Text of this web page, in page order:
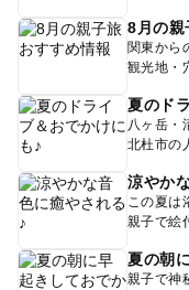
8月の親
関東から
観光地・
夏のド
八ヶ岳・
北杜市の
涼やか
この夏は
親子で絵
夏の朝
親子で神